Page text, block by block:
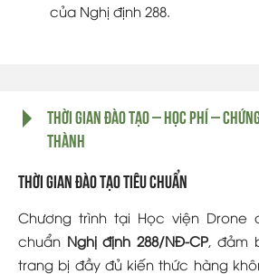
của Nghị định 288.
Thời gian đào tạo – học phí –
thành
Thời gian đào tạo tiêu chuẩn
Chương trình tại Học viện Drone
chuẩn Nghị định 288/NĐ-CP, đảm
trang bị đầy đủ kiến thức hàng